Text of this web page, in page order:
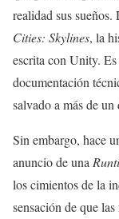
realidad sus sueños.
Cities: Skylines, la
escrita con Unity.
documentación
salvado a más de
Sin embargo, hace
anuncio de una
los cimientos de la
sensación de que